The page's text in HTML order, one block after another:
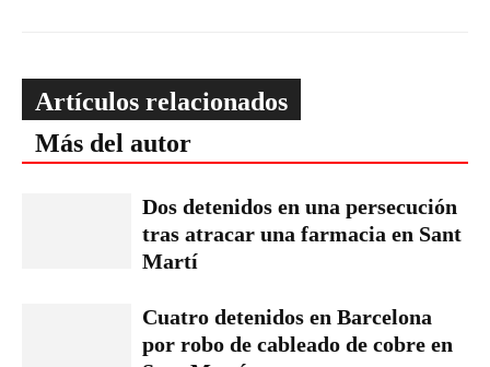
Artículos relacionados
Más del autor
Dos detenidos en una persecución
tras atracar una farmacia en Sant
Martí
Cuatro detenidos en Barcelona
por robo de cableado de cobre en